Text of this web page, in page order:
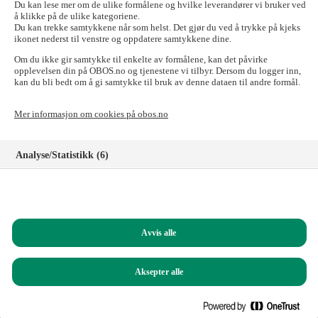
Dersom du har en uinnredet kjeller vil dette være et sekundærrom,
men så snart du tilrettelegger for opphold i kjelleren med møbler og
slikt, vil det bli et primærrom.
S-rom er ofte mindre viktige og vil være en mindre del av det totalt
bruksarealet, men gir til gjengjeld ekstra funksjonalitet og
fleksibilitet i et hus eller en leilighet for de som bor der.
beboernes preferanser.
Du kan lese mer om de ulike formålene og hvilke leverandører vi bruker ved
å klikke på de ulike kategoriene.
Du kan trekke samtykkene når som helst. Det gjør du ved å trykke på kjeks
ikonet nederst til venstre og oppdatere samtykkene dine.
Om du ikke gir samtykke til enkelte av formålene, kan det påvirke
opplevelsen din på OBOS.no og tjenestene vi tilbyr. Dersom du logger inn,
kan du bli bedt om å gi samtykke til bruk av denne dataen til andre formål.
Mer informasjon om cookies på obos.no
Analyse/Statistikk (6)
Funksjonelle (8)
Helt nødvendige (1)
Avvis alle
Aksepter alle